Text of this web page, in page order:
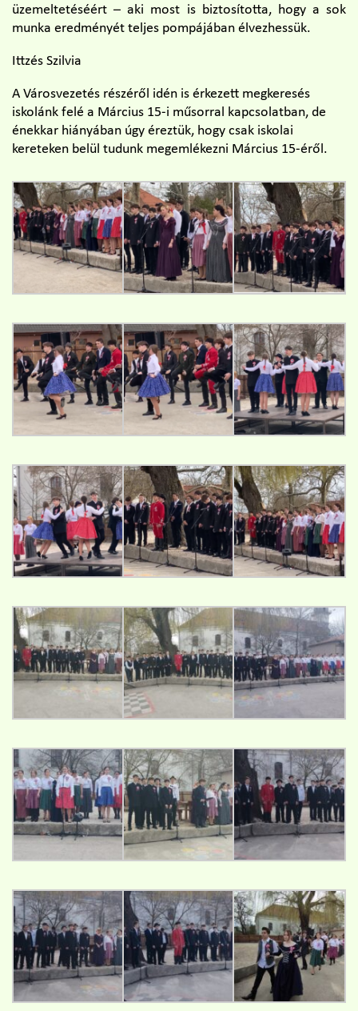
üzemeltetéséért – aki most is biztosította, hogy a sok
munka eredményét teljes pompájában élvezhessük.
Ittzés Szilvia
A Városvezetés részéről idén is érkezett megkeresés
iskolánk felé a Március 15-i műsorral kapcsolatban, de
énekkar hiányában úgy éreztük, hogy csak iskolai
kereteken belül tudunk megemlékezni Március 15-éről.